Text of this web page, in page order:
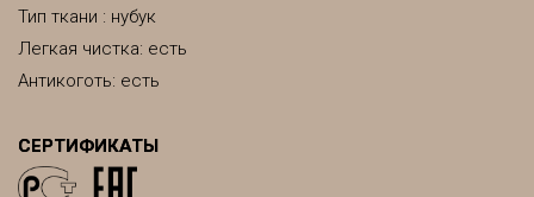
Тип ткани : нубук
Легкая чистка: есть
Антикоготь: есть
СЕРТИФИКАТЫ